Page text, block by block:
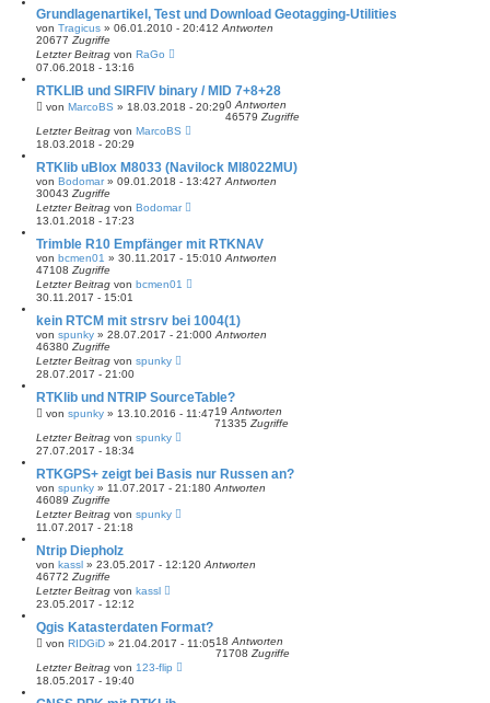
Grundlagenartikel, Test und Download Geotagging-Utilities
von Tragicus » 06.01.2010 - 20:412 Antworten
20677 Zugriffe
Letzter Beitrag von RaGo
07.06.2018 - 13:16
RTKLIB und SIRFIV binary / MID 7+8+28
von MarcoBS » 18.03.2018 - 20:290 Antworten
46579 Zugriffe
Letzter Beitrag von MarcoBS
18.03.2018 - 20:29
RTKlib uBlox M8033 (Navilock Ml8022MU)
von Bodomar» 09.01.2018 - 13:427 Antworten
30043 Zugriffe
Letzter Beitrag von Bodomar
13.01.2018 - 17:23
Trimble R10 Empfänger mit RTKNAV
von bcmen01 » 30.11.2017 - 15:010 Antworten
47108 Zugriffe
Letzter Beitrag von bcmen01
30.11.2017 - 15:01
kein RTCM mit strsrv bei 1004(1)
von spunky » 28.07.2017 - 21:000 Antworten
46380 Zugriffe
Letzter Beitrag von spunky
28.07.2017 - 21:00
RTKlib und NTRIP SourceTable?
von spunky » 13.10.2016 - 11:4719 Antworten
71335 Zugriffe
Letzter Beitrag von spunky
27.07.2017 - 18:34
RTKGPS+ zeigt bei Basis nur Russen an?
von spunky » 11.07.2017 - 21:180 Antworten
46089 Zugriffe
Letzter Beitrag von spunky
11.07.2017 - 21:18
Ntrip Diepholz
von kassl » 23.05.2017 - 12:120 Antworten
46772 Zugriffe
Letzter Beitrag von kassl
23.05.2017 - 12:12
Qgis Katasterdaten Format?
von RIDGiD » 21.04.2017 - 11:0518 Antworten
71708 Zugriffe
Letzter Beitrag von 123-flip
18.05.2017 - 19:40